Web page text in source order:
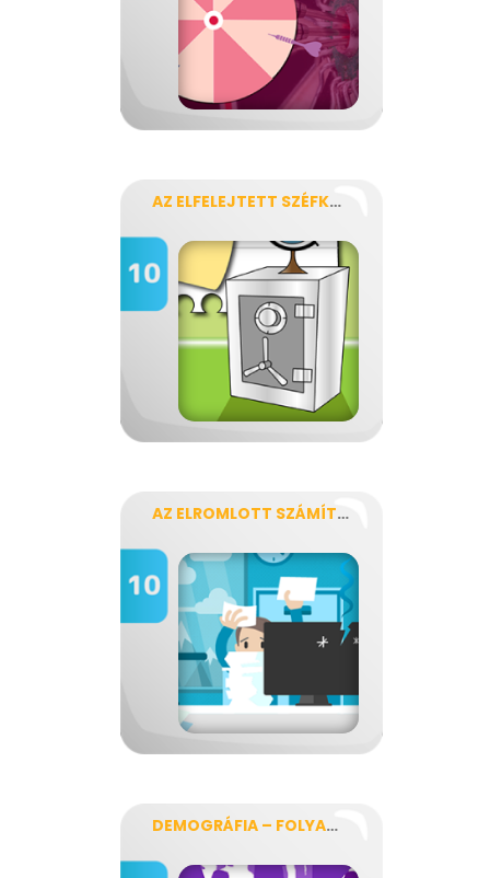
AZ ELFELEJTETT SZÉFKOMBINÁCIÓ
AZ ELROMLOTT SZÁMÍTÓGÉP
DEMOGRÁFIA – FOLYAMATOS ÁTMENETTEL